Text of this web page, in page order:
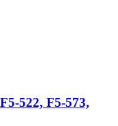
522, F5-573,